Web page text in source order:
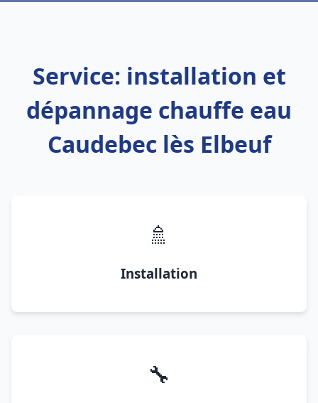
Service: installation et
dépannage chauffe eau
Caudebec lès Elbeuf
🚿
Installation
🔧